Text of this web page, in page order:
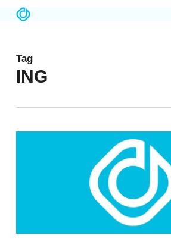
Skip
content
Tag
ING